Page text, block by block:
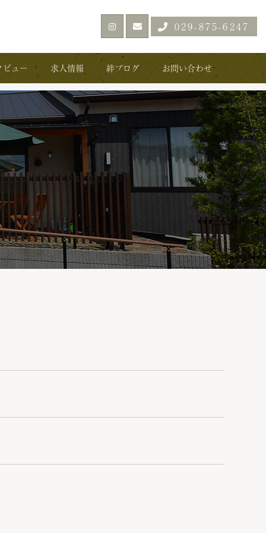
029-875-6247
ュー 求人情報 絆ブログ お問い合わせ